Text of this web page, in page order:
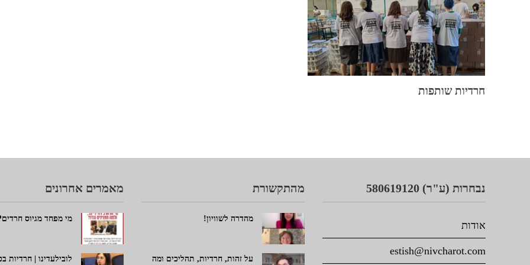
חרדיות שותפות
מאמרים אחרונים
מי מפחד מגיוס
לובילעדינו | חרדיות
מהתקשורת
מהדרה לשוויון!
על זהות, חרדיות, תהליכים ומה
נבחרות (ע"ר) 580619120
אודות
estish@nivcharot.com